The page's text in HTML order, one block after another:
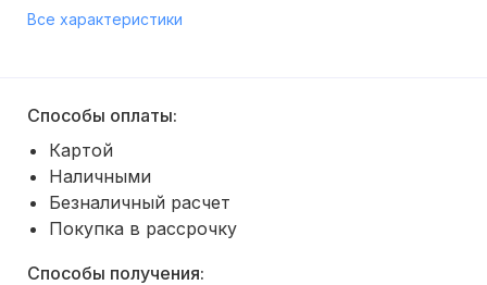
Все характеристики
Способы оплаты:
Картой
Наличными
Безналичный расчет
Покупка в рассрочку
Способы получения: